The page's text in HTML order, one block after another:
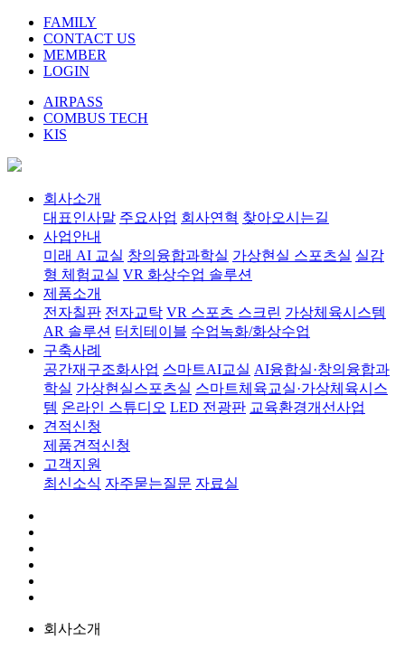
FAMILY
CONTACT US
MEMBER
LOGIN
AIRPASS
COMBUS TECH
KIS
회사소개
대표인사말 주요사업 회사연혁 찾아오시는길
사업안내
미래 AI 교실 창의융합과학실 가상현실 스포츠실 실감
형 체험교실 VR 화상수업 솔루션
제품소개
전자칠판 전자교탁 VR 스포츠 스크린 가상체육시스템
AR 솔루션 터치테이블 수업녹화/화상수업
구축사례
공간재구조화사업 스마트AI교실 AI융합실·창의융합과
학실 가상현실스포츠실 스마트체육교실·가상체육시스
템 온라인 스튜디오 LED 전광판 교육환경개선사업
견적신청
제품견적신청
고객지원
최신소식 자주묻는질문 자료실
회사소개